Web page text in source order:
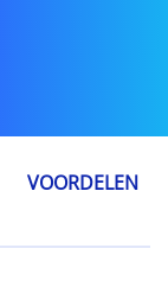
VOORDELEN